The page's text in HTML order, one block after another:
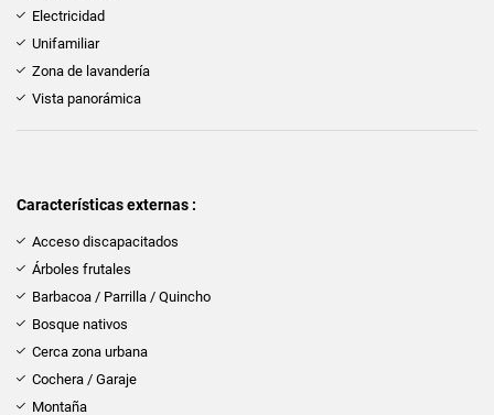
Electricidad
Unifamiliar
Zona de lavandería
Vista panorámica
Características externas :
Acceso discapacitados
Árboles frutales
Barbacoa / Parrilla / Quincho
Bosque nativos
Cerca zona urbana
Cochera / Garaje
Montaña